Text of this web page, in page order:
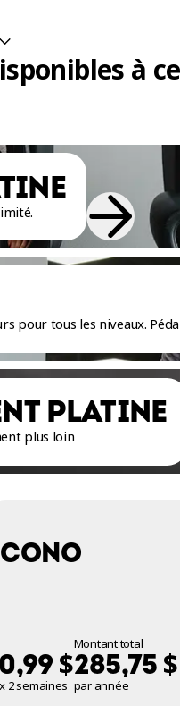
Platine à Ville
optimal des
Éconofitness Montréal Ville
Renforce tes fessiers et
à
pour tous les niveaux.
PLATINE
plus loin
$
2 semaines
Montant total
285,75 $
par année